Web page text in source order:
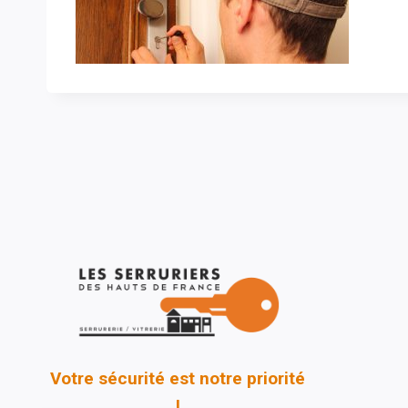
Votre sécurité est notre priorité